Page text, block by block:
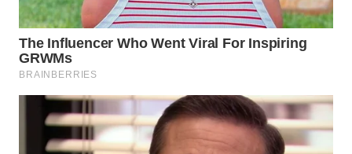
DANAU
TOBA
WN
WN
LANGKAT